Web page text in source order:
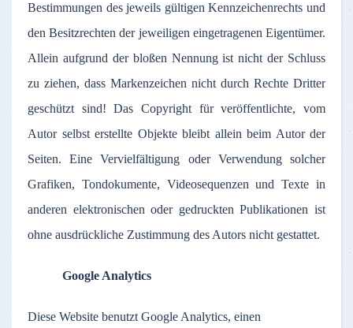
Bestimmungen des jeweils gültigen Kennzeichenrechts und
den Besitzrechten der jeweiligen eingetragenen Eigentümer.
Allein aufgrund der bloßen Nennung ist nicht der Schluss
zu ziehen, dass Markenzeichen nicht durch Rechte Dritter
geschützt sind! Das Copyright für veröffentlichte, vom
Autor selbst erstellte Objekte bleibt allein beim Autor der
Seiten. Eine Vervielfältigung oder Verwendung solcher
Grafiken, Tondokumente, Videosequenzen und Texte in
anderen elektronischen oder gedruckten Publikationen ist
ohne ausdrückliche Zustimmung des Autors nicht gestattet.
Google Analytics
Diese Website benutzt Google Analytics, einen